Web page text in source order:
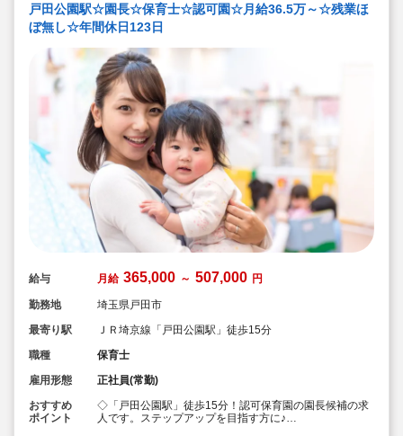
戸田公園駅☆園長☆保育士☆認可園☆月給36.5万～☆残業ほ
ぼ無し☆年間休日123日
給与 月給 365,000 ～ 507,000 円
勤務地
埼玉県戸田市
最寄り駅
ＪＲ埼京線「戸田公園駅」徒歩15分
職種
保育士
雇用形態
正社員(常勤)
おすすめ
ポイント
◇「戸田公園駅」徒歩15分！認可保育園の園長候補の求
人です。ステップアップを目指す方に♪